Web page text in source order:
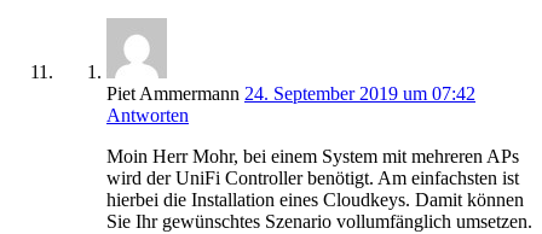
Piet Ammermann 24. September 2019 um 07:42
Antworten
Moin Herr Mohr, bei einem System mit mehreren APs
wird der UniFi Controller benötigt. Am einfachsten ist
hierbei die Installation eines Cloudkeys. Damit können
Sie Ihr gewünschtes Szenario vollumfänglich umsetzen.